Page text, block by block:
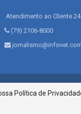
Atendimento ao Cliente
(79) 2106-8000
SE, CEP 49015-030,
Política de